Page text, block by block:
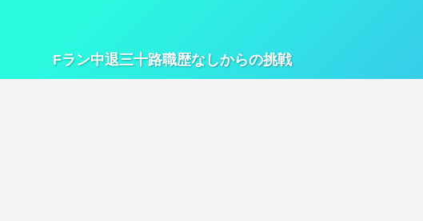
Fラン中退三十路職歴なしからの挑戦